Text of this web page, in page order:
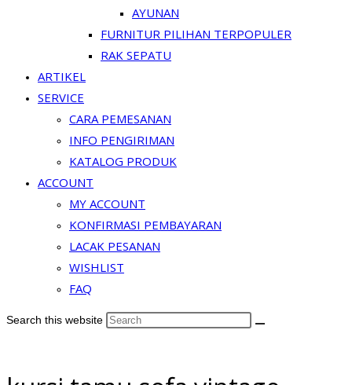
AYUNAN
FURNITUR PILIHAN TERPOPULER
RAK SEPATU
ARTIKEL
SERVICE
CARA PEMESANAN
INFO PENGIRIMAN
KATALOG PRODUK
ACCOUNT
MY ACCOUNT
KONFIRMASI PEMBAYARAN
LACAK PESANAN
WISHLIST
FAQ
Search this website